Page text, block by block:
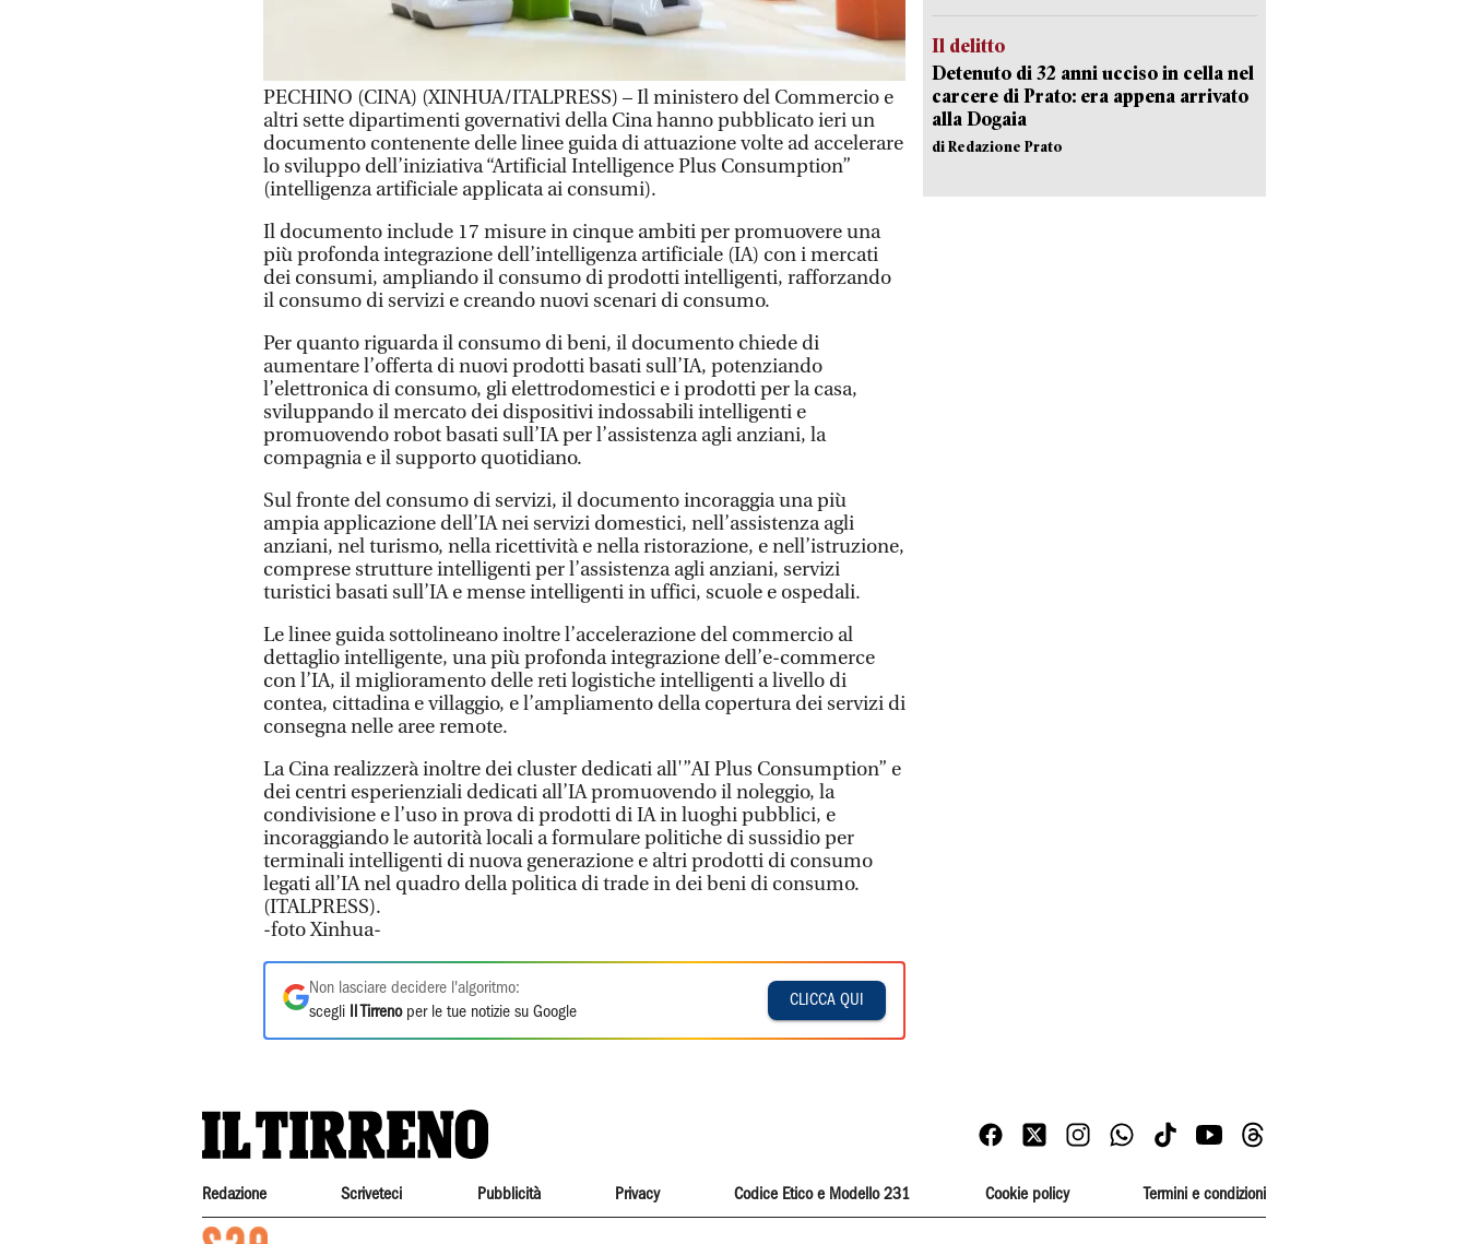
PECHINO (CINA) (XINHUA/ITALPRESS) – Il ministero del Commercio e
altri sette dipartimenti governativi della Cina hanno pubblicato ieri un
documento contenente delle linee guida di attuazione volte ad accelerare
lo sviluppo dell’iniziativa “Artificial Intelligence Plus Consumption”
(intelligenza artificiale applicata ai consumi).
Il documento include 17 misure in cinque ambiti per promuovere una
più profonda integrazione dell’intelligenza artificiale (IA) con i mercati
dei consumi, ampliando il consumo di prodotti intelligenti, rafforzando
il consumo di servizi e creando nuovi scenari di consumo.
Per quanto riguarda il consumo di beni, il documento chiede di
aumentare l’offerta di nuovi prodotti basati sull’IA, potenziando
l’elettronica di consumo, gli elettrodomestici e i prodotti per la casa,
sviluppando il mercato dei dispositivi indossabili intelligenti e
promuovendo robot basati sull’IA per l’assistenza agli anziani, la
compagnia e il supporto quotidiano.
Sul fronte del consumo di servizi, il documento incoraggia una più
ampia applicazione dell’IA nei servizi domestici, nell’assistenza agli
anziani, nel turismo, nella ricettività e nella ristorazione, e nell’istruzione,
comprese strutture intelligenti per l’assistenza agli anziani, servizi
turistici basati sull’IA e mense intelligenti in uffici, scuole e ospedali.
Le linee guida sottolineano inoltre l’accelerazione del commercio al
dettaglio intelligente, una più profonda integrazione dell’e-commerce
con l’IA, il miglioramento delle reti logistiche intelligenti a livello di
contea, cittadina e villaggio, e l’ampliamento della copertura dei servizi di
consegna nelle aree remote.
La Cina realizzerà inoltre dei cluster dedicati all'”AI Plus Consumption” e
dei centri esperienziali dedicati all’IA promuovendo il noleggio, la
condivisione e l’uso in prova di prodotti di IA in luoghi pubblici, e
incoraggiando le autorità locali a formulare politiche di sussidio per
terminali intelligenti di nuova generazione e altri prodotti di consumo
legati all’IA nel quadro della politica di trade in dei beni di consumo.
(ITALPRESS).
-foto Xinhua-
Non lasciare decidere l'algoritmo:
scegli
Il Tirrenoper le tue notizie su Google
CLICCA QUI
Il delitto
Detenuto di 32 anni ucciso in cella nel
carcere di Prato: era appena arrivato
alla Dogaia
di Redazione Prato
Redazione Scriveteci Pubblicità Privacy Codice Etico e Modello 231 Cookie policy Termini e condizioni